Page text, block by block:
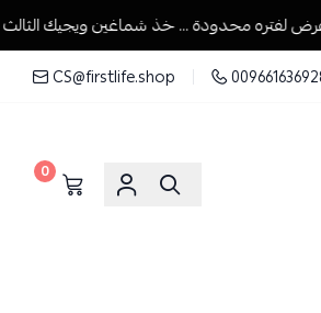
محدودة ... خذ شماغين ويجيك الثالث
CS@firstlife.shop
0